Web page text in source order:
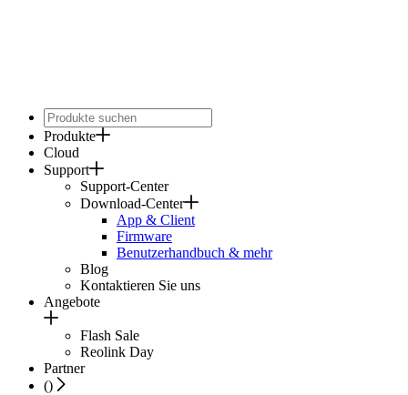
Produkte
Cloud
Support
Support-Center
Download-Center
App & Client
Firmware
Benutzerhandbuch & mehr
Blog
Kontaktieren Sie uns
Angebote
Flash Sale
Reolink Day
Partner
()